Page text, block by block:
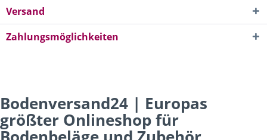
Versand
Zahlungsmöglichkeiten
Bodenversand24 | Europas
größter Onlineshop für